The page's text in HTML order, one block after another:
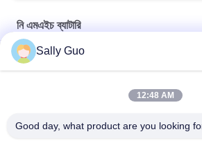
নি এমএইচ ব্যাটারি
1.2v - 1.25 ভি 1050MAH LED হাল্কা চক্র লাইফ জন্য
Sally Guo
12:48 AM
Good day, what product are you looking